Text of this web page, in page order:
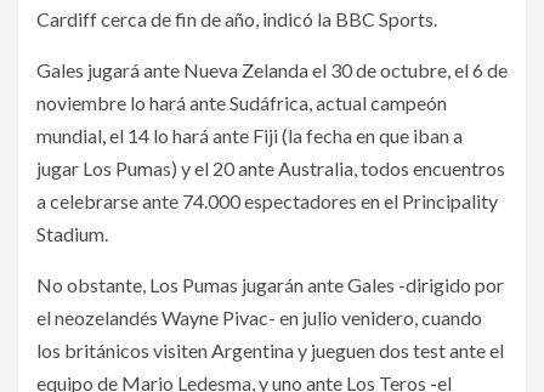
Cardiff cerca de fin de año, indicó la BBC Sports.
Gales jugará ante Nueva Zelanda el 30 de octubre, el 6 de
noviembre lo hará ante Sudáfrica, actual campeón
mundial, el 14 lo hará ante Fiji (la fecha en que iban a
jugar Los Pumas) y el 20 ante Australia, todos encuentros
a celebrarse ante 74.000 espectadores en el Principality
Stadium.
No obstante, Los Pumas jugarán ante Gales -dirigido por
el neozelandés Wayne Pivac- en julio venidero, cuando
los británicos visiten Argentina y jueguen dos test ante el
equipo de Mario Ledesma, y uno ante Los Teros -el